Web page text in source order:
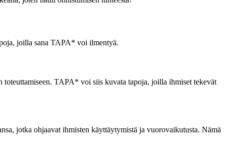
joilla sana TAPA* voi ilmentyä.
TAPA* voi siis kuvata tapoja, joilla ihmiset tekevät
jotka ohjaavat ihmisten käyttäytymistä ja vuorovaikutusta. Nämä